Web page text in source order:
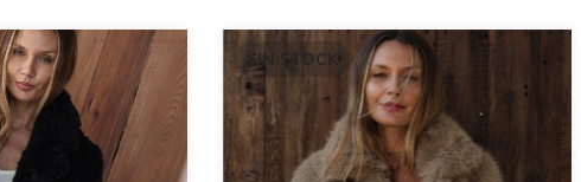
SIN STOCK